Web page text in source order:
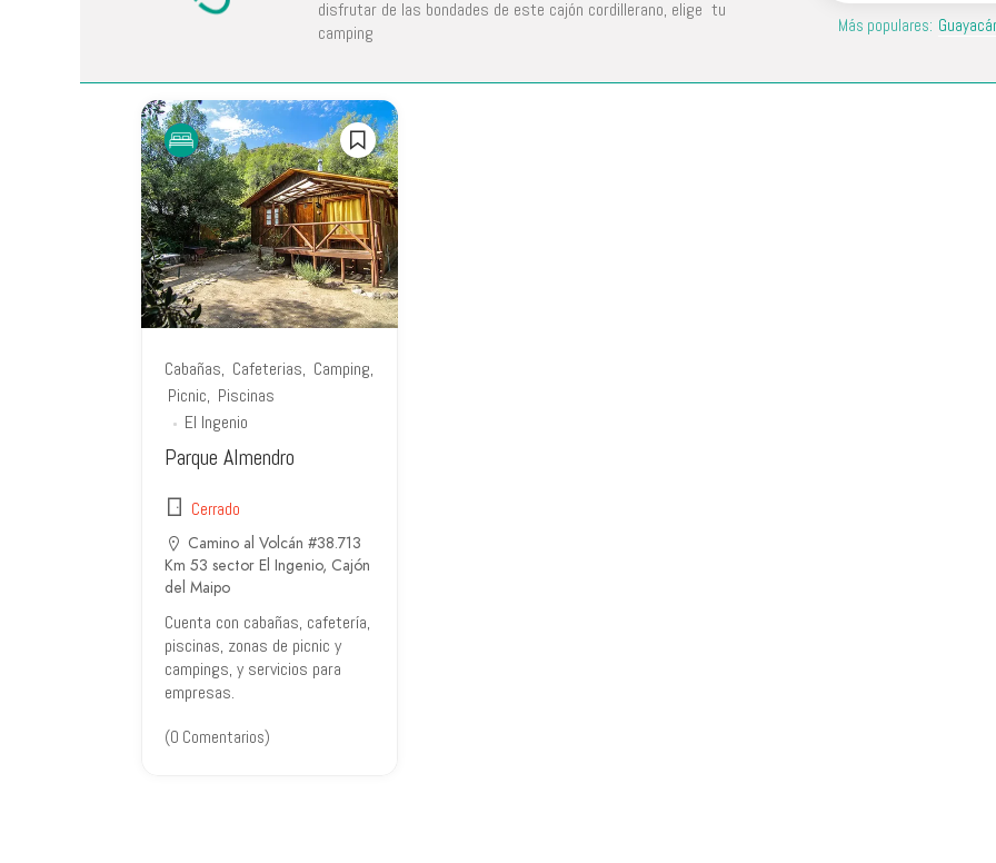
disfrutar de las bondades de este cajón cordillerano, elige tu
camping
Más populares:
Cabañas Cafeterias Camping
Picnic Piscinas
El Ingenio
Parque Almendro
Cerrado
Camino al Volcán #38.713
Km 53 sector El Ingenio, Cajón
del Maipo
Cuenta con cabañas, cafetería,
piscinas, zonas de picnic y
campings, y servicios para
empresas.
(0 Comentarios)